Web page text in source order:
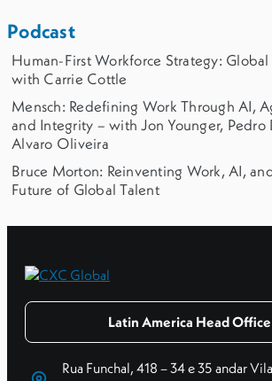
Podcast
Human-First Workforce Strategy: Global
with Carrie Cottle
Mensch: Redefining Work Through AI,
and Integrity – with Jon Younger, Pedro
Alvaro Oliveira
Bruce Morton: Reinventing Work, AI,
Future of Global Talent
Latin America Head Office
Rua Funchal, 418 – 34 e 35 andar